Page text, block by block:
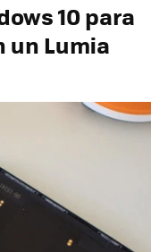
10 para
un Lumia